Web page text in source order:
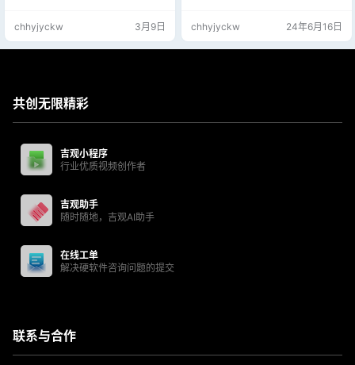
多，也有专门贴子分享。
chhyjyckw 3月9日
作。ps有很多功能，在图像、图
形、文字、视频、出版等各方面都
有涉及。新版更新包含错误修复、
chhyjyckw 24年6月16日
共创无限精彩
吉观小程序
行业优质视频创作者
吉观助手
随时随地，吉观AI助手
在线工单
解决硬软件咨询问题的提交
联系与合作